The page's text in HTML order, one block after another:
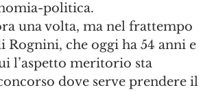
politica.
una volta, ma nel frattempo
che oggi ha 54 anni e
l’aspetto meritorio sta
dove serve prendere il